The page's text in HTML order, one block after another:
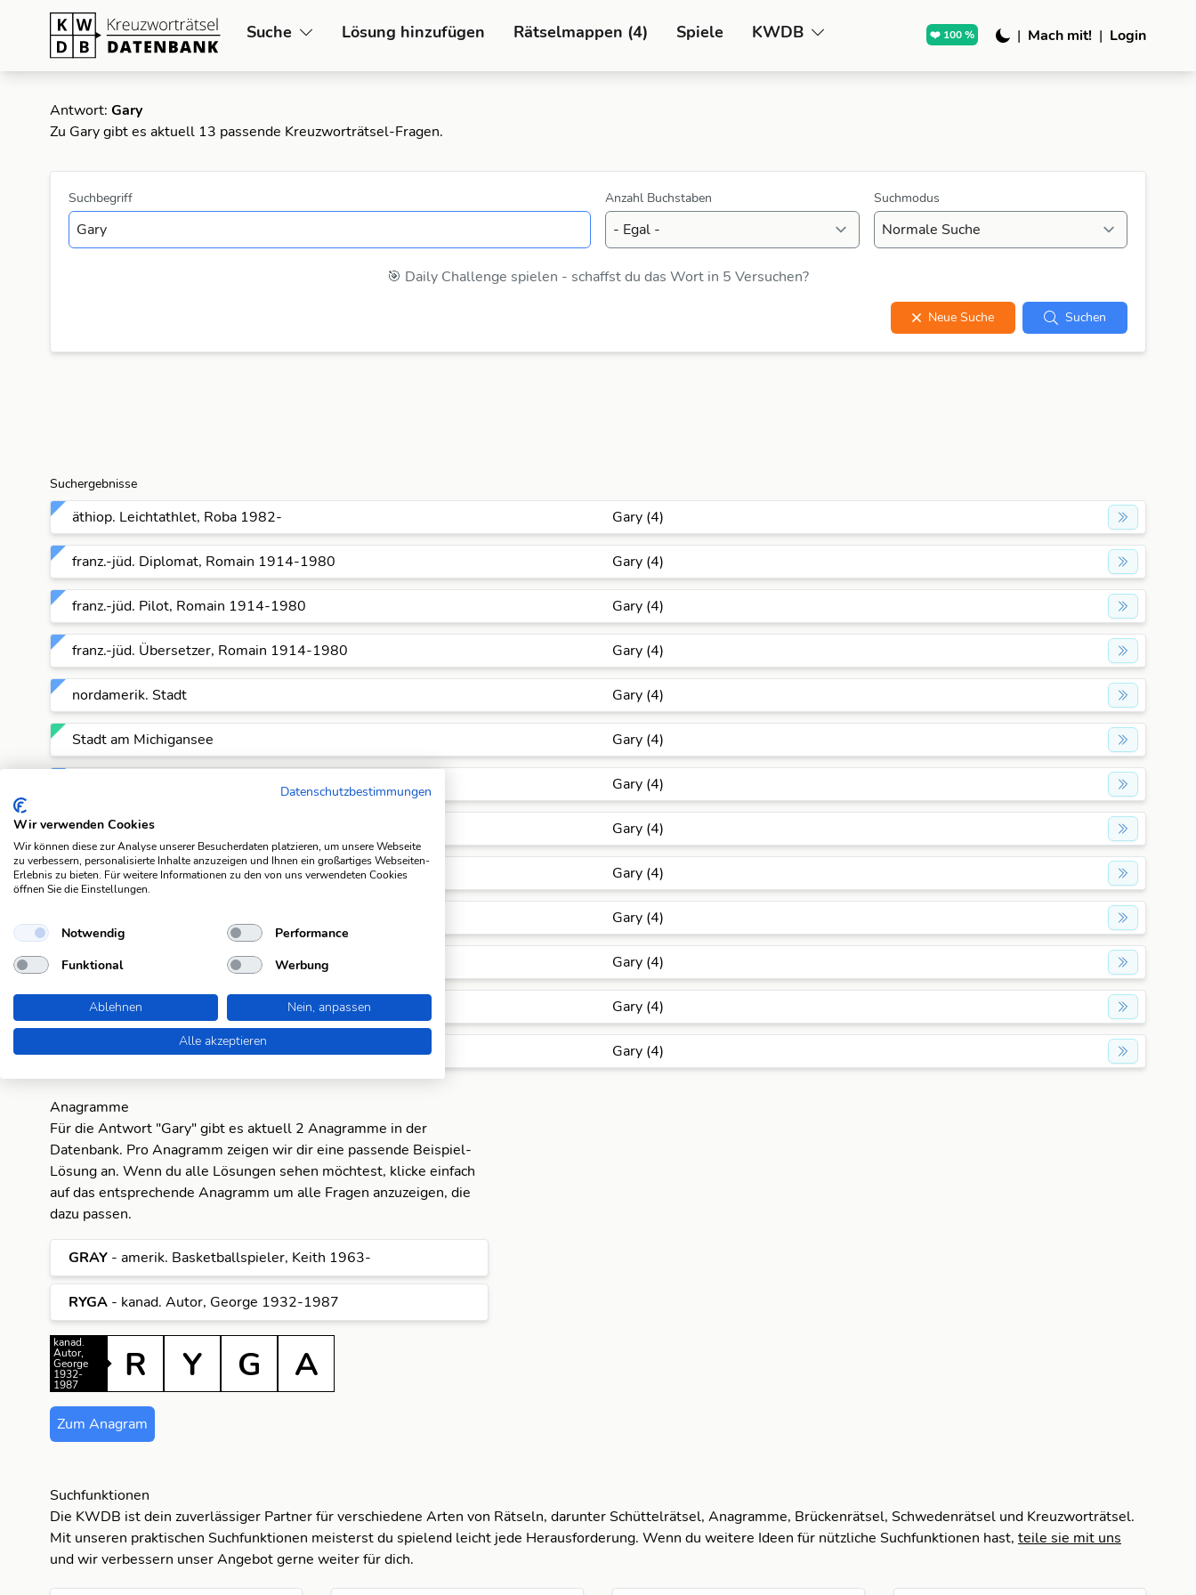
Suche Lösung hinzufügen Rätselmappen (4) Spiele KWDB ❤️ 100 % | Mach mit! | Login
Antwort: Gary
Zu Gary gibt es aktuell 13 passende Kreuzworträtsel-Fragen.
Suchbegriff Anzahl Buchstaben Suchmodus
🎯 Daily Challenge spielen - schaffst du das Wort in 5 Versuchen?
Neue Suche Suchen
Suchergebnisse
äthiop. Leichtathlet, Roba 1982- Gary (4)
franz.-jüd. Diplomat, Romain 1914-1980 Gary (4)
franz.-jüd. Pilot, Romain 1914-1980 Gary (4)
franz.-jüd. Übersetzer, Romain 1914-1980 Gary (4)
nordamerik. Stadt Gary (4)
Stadt am Michigansee Gary (4)
Gary (4)
Stadt in Georgia Gary (4)
Stadt in Indiana Gary (4)
Gary (4)
Stadt in South Dakota Gary (4)
Stadt in Texas Gary (4)
Stadt in West Virginia Gary (4)
Anagramme
Für die Antwort "Gary" gibt es aktuell 2 Anagramme in der
Datenbank. Pro Anagramm zeigen wir dir eine passende Beispiel-
Lösung an. Wenn du alle Lösungen sehen möchtest, klicke einfach
auf das entsprechende Anagramm um alle Fragen anzuzeigen, die
dazu passen.
GRAY - amerik. Basketballspieler, Keith 1963-
RYGA - kanad. Autor, George 1932-1987
kanad.
Autor,
George
1932-
1987
G
R
A
G
R
Y
G
R
A
G
R
Y
G
R
A
G
G
R
A
Zum Anagram
Suchfunktionen
Die KWDB ist dein zuverlässiger Partner für verschiedene Arten von Rätseln, darunter Schüttelrätsel, Anagramme, Brückenrätsel, Schwedenrätsel und Kreuzworträtsel.
Mit unseren praktischen Suchfunktionen meisterst du spielend leicht jede Herausforderung. Wenn du weitere Ideen für nützliche Suchfunktionen hast, teile sie mit uns
und wir verbessern unser Angebot gerne weiter für dich.
Datenschutzbestimmungen
Wir verwenden Cookies
Wir können diese zur Analyse unserer Besucherdaten platzieren, um unsere Webseite
zu verbessern, personalisierte Inhalte anzuzeigen und Ihnen ein großartiges Webseiten-
Erlebnis zu bieten. Für weitere Informationen zu den von uns verwendeten Cookies
öffnen Sie die Einstellungen.
Notwendig
Performance
Funktional
Werbung
Ablehnen
Nein, anpassen
Alle akzeptieren